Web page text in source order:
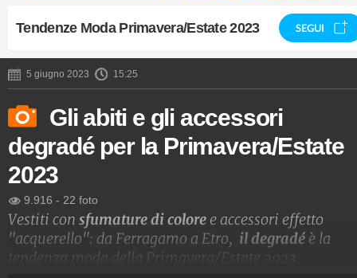
Tendenze Moda Primavera/Estate 2023 SEGUI
5 giugno 2023 15:25
Gli abiti e gli accessori
degradé per la Primavera/Estate
2023
9.916 - 22 foto
Vestiti con sfumature di colore e accessori effetto
"acquerello": da Ferragamo a Etro, il degradé è la
tendenza moda della Primavera/Estate 2023.